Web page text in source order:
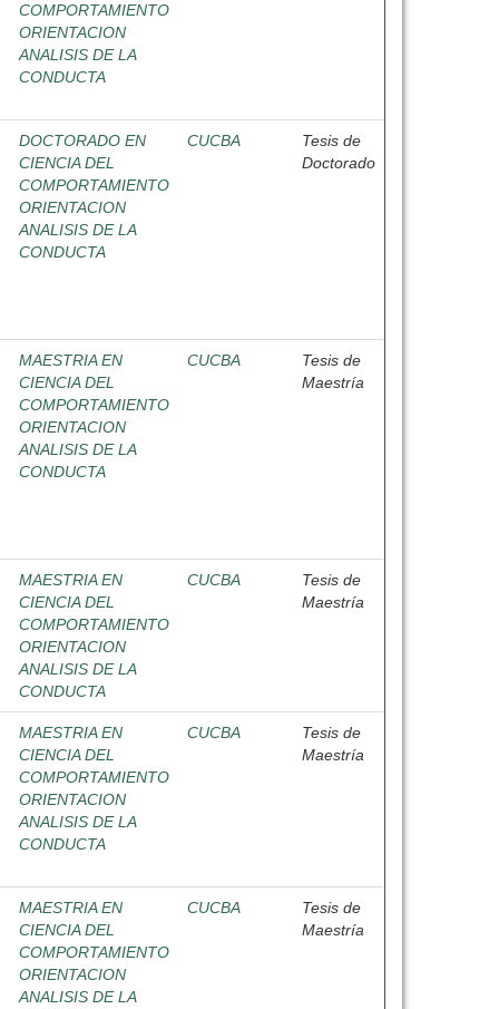
COMPORTAMIENTO
ORIENTACION
ANALISIS DE LA
CONDUCTA
DOCTORADO EN
CIENCIA DEL
COMPORTAMIENTO
ORIENTACION
ANALISIS DE LA
CONDUCTA
CUCBA
Tesis de
Doctorado
MAESTRIA EN
CIENCIA DEL
COMPORTAMIENTO
ORIENTACION
ANALISIS DE LA
CONDUCTA
CUCBA
Tesis de
Maestría
MAESTRIA EN
CIENCIA DEL
COMPORTAMIENTO
ORIENTACION
ANALISIS DE LA
CONDUCTA
CUCBA
Tesis de
Maestría
MAESTRIA EN
CIENCIA DEL
COMPORTAMIENTO
ORIENTACION
ANALISIS DE LA
CONDUCTA
CUCBA
Tesis de
Maestría
MAESTRIA EN
CIENCIA DEL
COMPORTAMIENTO
ORIENTACION
ANALISIS DE LA
CUCBA
Tesis de
Maestría